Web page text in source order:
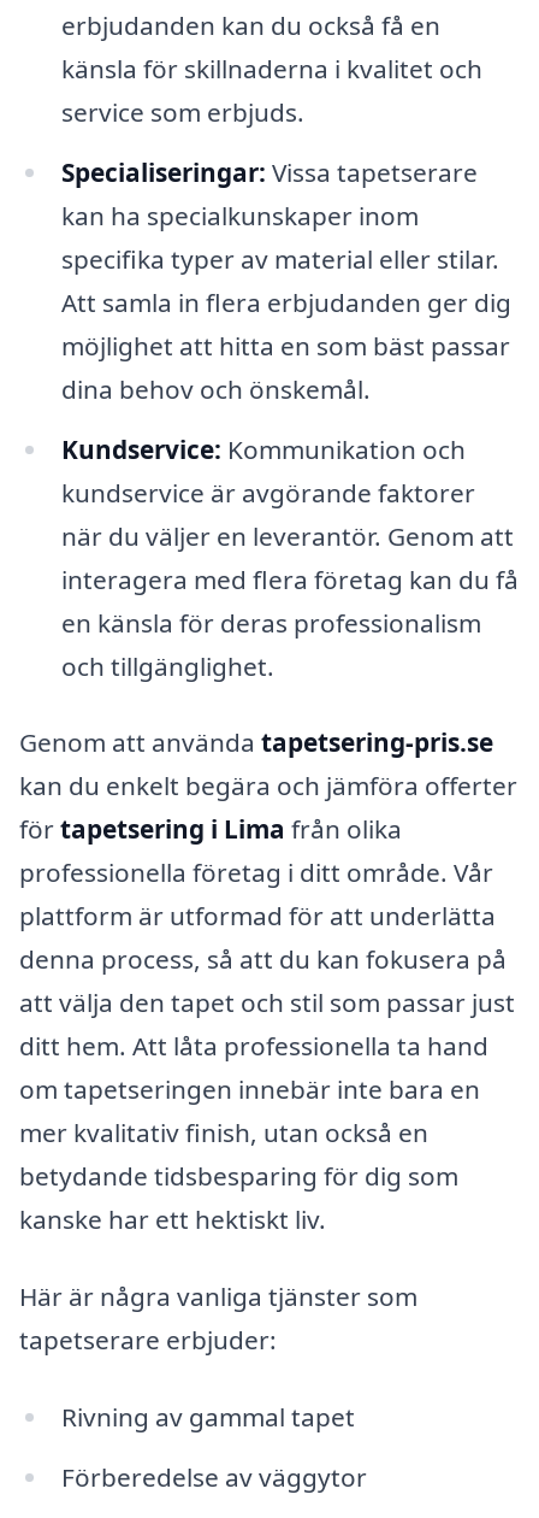
erbjudanden kan du också få en
känsla för skillnaderna i kvalitet och
service som erbjuds.
Specialiseringar: Vissa tapetserare
kan ha specialkunskaper inom
specifika typer av material eller stilar.
Att samla in flera erbjudanden ger dig
möjlighet att hitta en som bäst passar
dina behov och önskemål.
Kundservice: Kommunikation och
kundservice är avgörande faktorer
när du väljer en leverantör. Genom att
interagera med flera företag kan du få
en känsla för deras professionalism
och tillgänglighet.
Genom att använda tapetsering-pris.se
kan du enkelt begära och jämföra offerter
förtapetsering i Lima från olika
professionella företag i ditt område. Vår
plattform är utformad för att underlätta
denna process, så att du kan fokusera på
att välja den tapet och stil som passar just
ditt hem. Att låta professionella ta hand
om tapetseringen innebär inte bara en
mer kvalitativ finish, utan också en
betydande tidsbesparing för dig som
kanske har ett hektiskt liv.
Här är några vanliga tjänster som
tapetserare erbjuder:
Rivning av gammal tapet
Förberedelse av väggytor